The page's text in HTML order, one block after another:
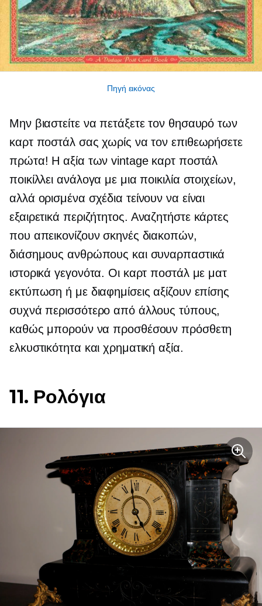
Πηγή εικόνας
Μην βιαστείτε να πετάξετε τον θησαυρό των
καρτ ποστάλ σας χωρίς να τον επιθεωρήσετε
πρώτα! Η αξία των vintage καρτ ποστάλ
ποικίλλει ανάλογα με μια ποικιλία στοιχείων,
αλλά ορισμένα σχέδια τείνουν να είναι
εξαιρετικά περιζήτητος. Αναζητήστε κάρτες
που απεικονίζουν σκηνές διακοπών,
διάσημους ανθρώπους και συναρπαστικά
ιστορικά γεγονότα. Οι καρτ ποστάλ με ματ
εκτύπωση ή με διαφημίσεις αξίζουν επίσης
συχνά περισσότερο από άλλους τύπους,
καθώς μπορούν να προσθέσουν πρόσθετη
ελκυστικότητα και χρηματική αξία.
11. Ρολόγια